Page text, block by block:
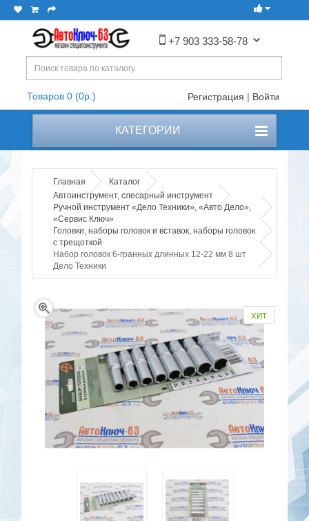
+7 903 333-58-78
Товаров 0 (0р.) Регистрация | Войти
КАТЕГОРИИ
Главная
Каталог
Автоинструмент, слесарный инструмент
Ручной инструмент «Дело Техники», «Авто Дело»,
«Сервис Ключ»
Головки, наборы головок и вставок, наборы головок
с трещоткой
Набор головок 6-гранных длинных 12-22 мм 8 шт
Дело Техники
хит